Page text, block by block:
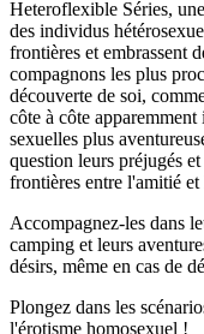
Heteroflexible Séries,
des individus
frontières et embrassent
compagnons les plus
découverte de soi,
côte à côte
sexuelles plus
question leurs préjugés
frontières entre l'amitié et
Accompagnez-les dans
camping et leurs
désirs, même en cas de
Plongez dans les
l'érotisme homosexuel !